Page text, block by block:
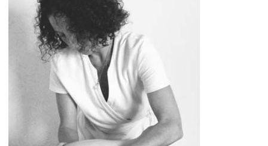
la personne et à l’état de tension somatisée dans
les différentes parties du corps.
Le soin est aussi individualisé par le choix des
huiles essentielles, dont leur synergie cherche à
avoir une action globale sur le corps physique et
mental-émotionnel-énergétique par leur action
sur la relaxation anxiogène et leur effet